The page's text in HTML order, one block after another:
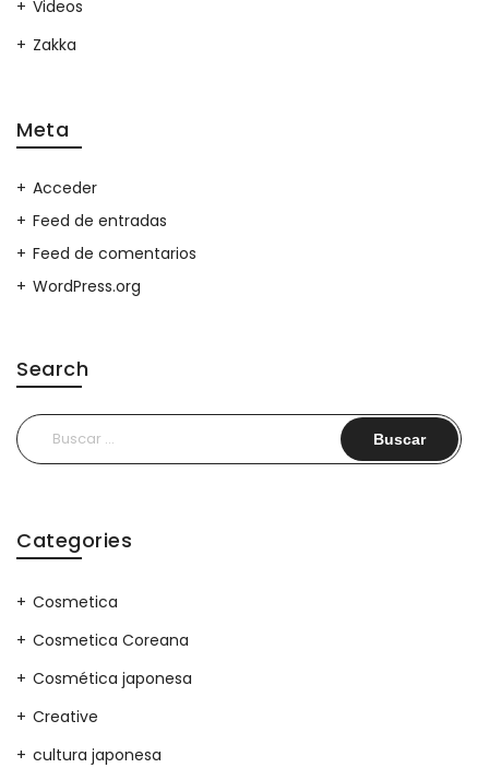
Videos
Zakka
Meta
Acceder
Feed de entradas
Feed de comentarios
WordPress.org
Search
Buscar:
Categories
Cosmetica
Cosmetica Coreana
Cosmética japonesa
Creative
cultura japonesa